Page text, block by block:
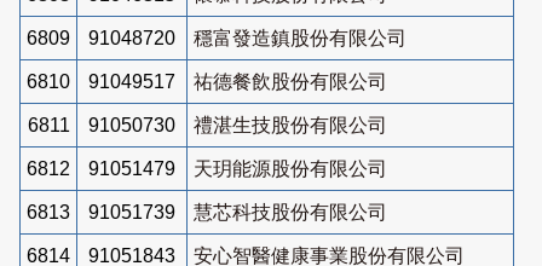
6809 91048720 穩富發造鎮股份有限公司
6810 91049517 祐德餐飲股份有限公司
6811 91050730 禮湛生技股份有限公司
6812 91051479 天玥能源股份有限公司
6813 91051739 慧芯科技股份有限公司
6814 91051843 安心智醫健康事業股份有限公司